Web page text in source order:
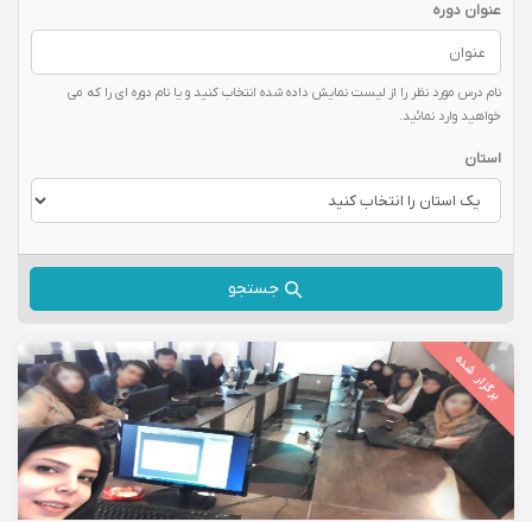
عنوان دوره
نام درس مورد نظر را از لیست نمایش داده شده انتخاب کنید و یا نام دوره ای را که می
خواهید وارد نمائید.
استان
جستجو
برگزار شده